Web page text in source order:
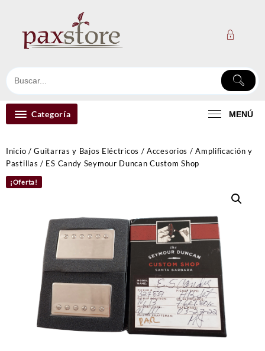
contenido
Categoría MENÚ
Inicio /Guitarras y Bajos Eléctricos /Accesorios /Amplificación y
Pastillas / ES Candy Seymour Duncan Custom Shop
¡Oferta!